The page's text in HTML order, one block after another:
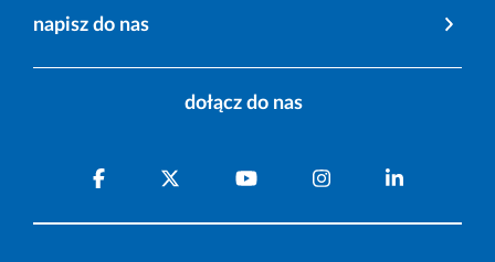
napisz do nas
dołącz do nas